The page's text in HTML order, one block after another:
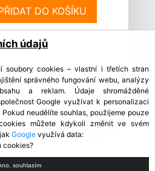
DO KOŠÍKU
SÉRUM S
údajů
soubory cookies – vlastní i třetích stran
správného fungování webu, analýzy
a reklam. Údaje shromážděné
Google využívat k personalizaci
neudělíte souhlas, použijeme pouze
můžete kdykoli změnit ve svém
Google využívá data:
cookies?
souhlasím